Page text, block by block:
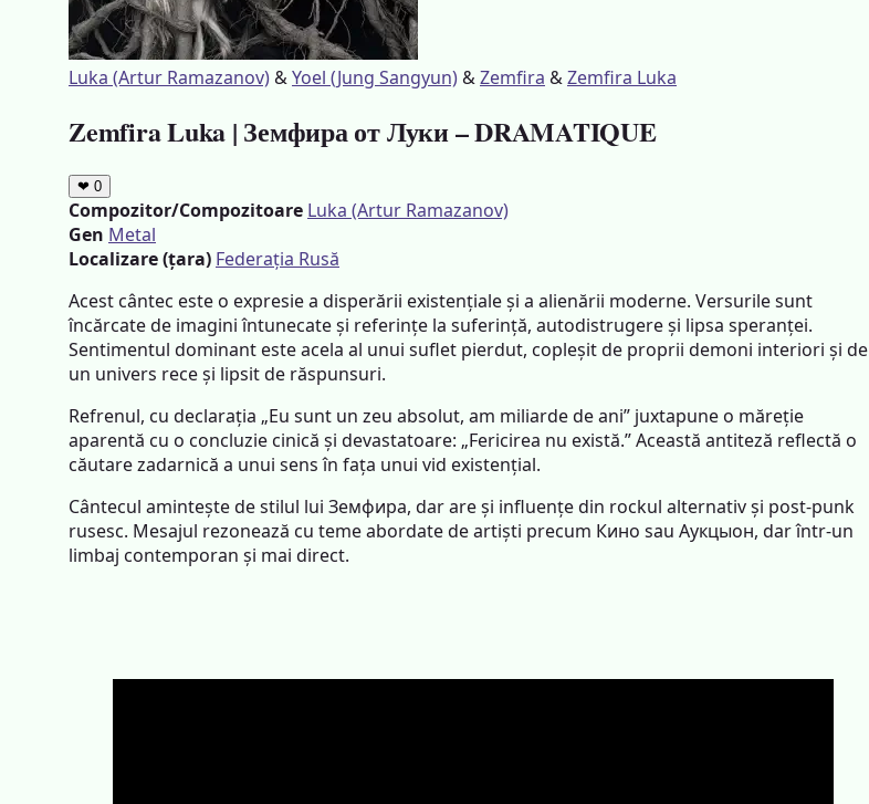
Luka (Artur Ramazanov)&Yoel (Jung Sangyun)&Zemfira &Zemfira Luka
Zemfira Luka | Земфира от Луки – DRAMATIQUE
❤ 0
Compozitor/Compozitoare Luka (Artur Ramazanov)
Gen Metal
Localizare (țara) Federația Rusă
Acest cântec este o expresie a disperării existențiale și a alienării moderne. Versurile sunt
încărcate de imagini întunecate și referințe la suferință, autodistrugere și lipsa speranței.
Sentimentul dominant este acela al unui suflet pierdut, copleșit de proprii demoni interiori și de
un univers rece și lipsit de răspunsuri.
Refrenul, cu declarația „Eu sunt un zeu absolut, am miliarde de ani” juxtapune o măreție
aparentă cu o concluzie cinică și devastatoare: „Fericirea nu există.” Această antiteză reflectă o
căutare zadarnică a unui sens în fața unui vid existențial.
Cântecul amintește de stilul lui Земфира, dar are și influențe din rockul alternativ și post-punk
rusesc. Mesajul rezonează cu teme abordate de artiști precum Кино sau Аукцыон, dar într-un
limbaj contemporan și mai direct.